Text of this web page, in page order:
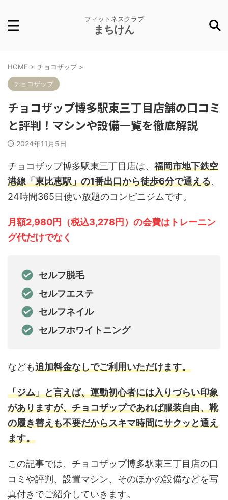
フィットネスクラブ
まちけん
HOME > チョコザップ >
チョコザップ
チョコザップ博多駅東三丁目店舗の口コミ
と評判！マシンや設備一覧を徹底解説
2024年11月5日
チョコザップ博多駅東三丁目店は、 福岡市地下鉄空
港線「東比恵駅」の1番出口から徒歩6分で通える、
24時間365日使い放題のコンビニジムです。
月額2,980円（税込3,278円）の会費はトレーニン
グ代だけでなく
セルフ脱毛
セルフエステ
セルフネイル
セルフホワイトニング
なども追加料金なしでご利用いただけます。
「ジム」と言えば、運動初心者には入りづらい印象
がありますが、チョコザップであれば服装自由、靴
の履き替えも不要だからスキマ時間にサクッと通え
ます。
この記事では、チョコザップ博多駅東三丁目店の口
コミや評判、設置マシン、そのほかの設備などを写
真付きでご紹介していきます。